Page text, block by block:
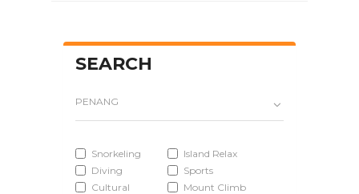
SEARCH
PENANG
Snorkeling
Diving
Cultural
Island Relax
Sports
Mount Climb